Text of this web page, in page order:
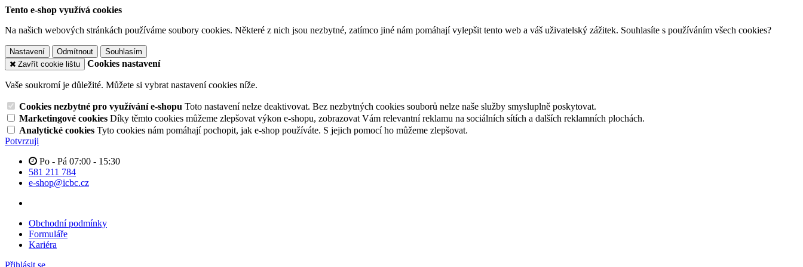
Tento e-shop využívá cookies
Na našich webových stránkách používáme soubory cookies. Některé z nich jsou nezbytné, zatímco jiné nám pomáhají vylepšit tento web a váš uživatelský zážitek. Souhlasíte s používáním všech cookies?
Nastavení Odmítnout
Souhlasím
Zavřít cookie lištu
Cookies nastavení
Vaše soukromí je důležité. Můžete si vybrat nastavení cookies níže.
Cookies nezbytné pro využívání e-shopu Toto nastavení nelze deaktivovat. Bez nezbytných cookies souborů nelze naše služby smysluplně poskytovat.
Marketingové cookies Díky těmto cookies můžeme zlepšovat výkon e-shopu, zobrazovat Vám relevantní reklamu na sociálních sítích a dalších reklamních plochách.
Analytické cookies Tyto cookies nám pomáhají pochopit, jak e-shop používáte. S jejich pomocí ho můžeme zlepšovat.
Potvrzuji
Po - Pá 07:00 - 15:30
581 211 784
e-shop@icbc.cz
Obchodní podmínky
Formuláře
Kariéra
Přihlásit se